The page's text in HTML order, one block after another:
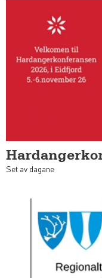
Set av dagane